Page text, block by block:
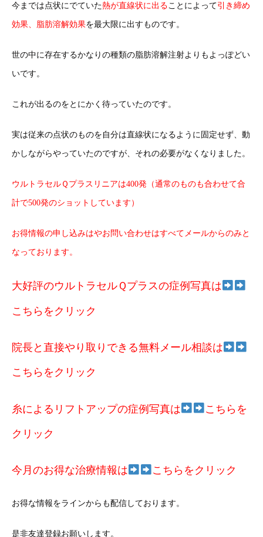
今までは点状にでていた熱が直線状に出る ことによって引き締め
効果、脂肪溶解効果を最大限に出すものです。
世の中に存在するかなりの種類の脂肪溶解注射よりもよっぽどい
いです。
これが出るのをとにかく待っていたのです。
実は従来の点状のものを自分は直線状になるように固定せず、動
かしながらやっていたのですが、それの必要がなくなりました。
ウルトラセルＱプラスリニアは400発（通常のものも合わせて合
計で500発のショットしています）
お得情報の申し込みはやお問い合わせはすべてメールからのみと
なっております。
大好評のウルトラセルＱプラスの症例写真は
こちらをクリック
院長と直接やり取りできる無料メール相談は
こちらをクリック
糸によるリフトアップの症例写真は こちらを
クリック
今月のお得な治療情報は こちらをクリック
お得な情報をラインからも配信しております。
是非友達登録お願いします。